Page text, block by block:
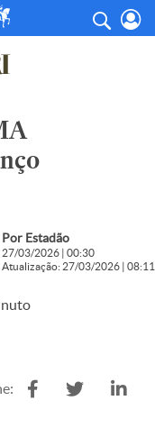
Por Estadão
27/03/2026 | 00:30
Atualização: 27/03/2026 | 08:11